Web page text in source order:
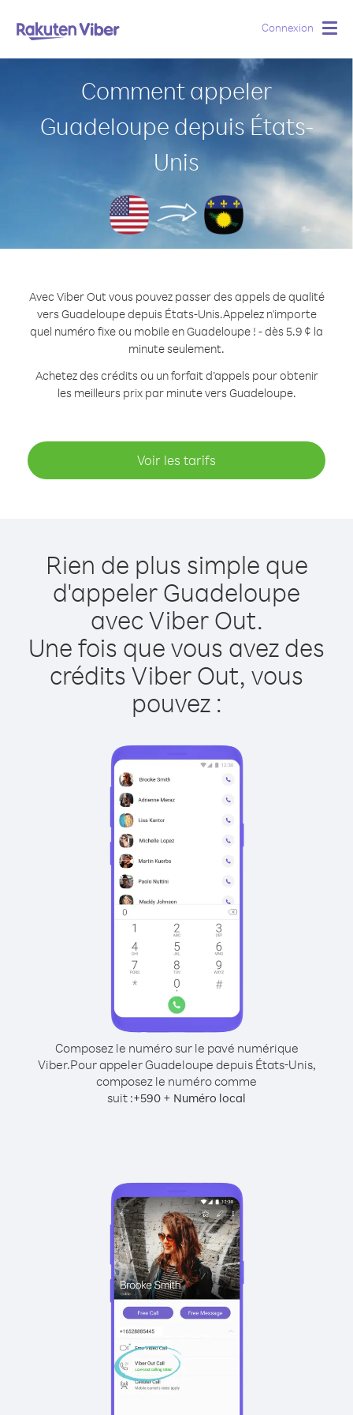
Connexion
Comment appeler
Guadeloupe depuis États-
Unis
Avec Viber Out vous pouvez passer des appels de qualité
vers Guadeloupe depuis États-Unis.Appelez n'importe
quel numéro fixe ou mobile en Guadeloupe ! - dès 5.9 ¢ la
minute seulement.
Achetez des crédits ou un forfait d’appels pour obtenir
les meilleurs prix par minute vers Guadeloupe.
Voir les tarifs
Rien de plus simple que
d'appeler Guadeloupe
avec Viber Out.
Une fois que vous avez des
crédits Viber Out, vous
pouvez :
Composez le numéro sur le pavé numérique
Viber.Pour appeler Guadeloupe depuis États-Unis,
composez le numéro comme
suit :+590 + Numéro local